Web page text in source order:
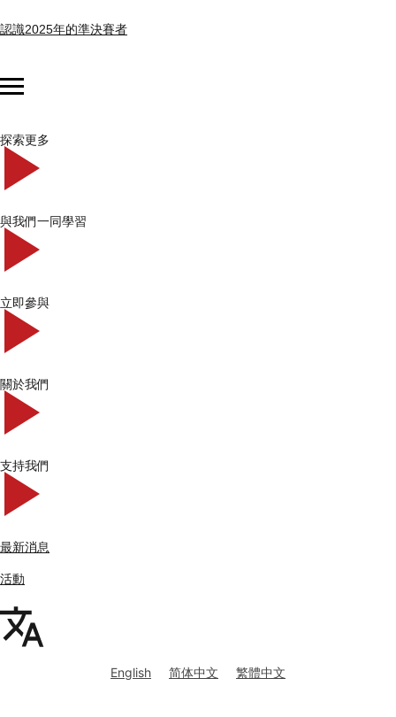
認識2025年的準決賽者
探索更多
與我們一同學習
立即參與
關於我們
支持我們
最新消息
活動
English 简体中文 繁體中文